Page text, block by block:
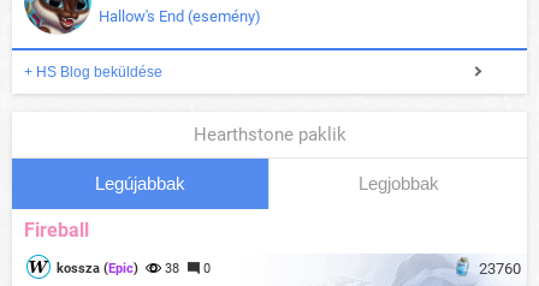
Hallow's End (esemény)
+ HS Blog beküldése
Hearthstone paklik
Legújabbak Legjobbak
Fireball
23760
kossza (Epic) 38 0